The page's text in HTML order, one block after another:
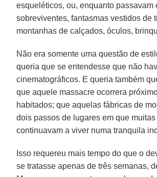
esqueléticos, ou, enquanto passavam
sobreviventes, fantasmas vestidos de
montanhas de calçados, óculos,
Não era somente uma questão de
queria que se entendesse que não
cinematográficos. E queria também
que aquele massacre ocorrera
habitados; que aquelas fábricas de
dois passos de lugares em que
continuavam a viver numa tranquila
Isso requereu mais tempo do que o
se tratasse apenas de três semanas,